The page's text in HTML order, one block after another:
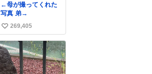
←母が撮ってくれた
写真 弟→
い
い
ね
数
269,405